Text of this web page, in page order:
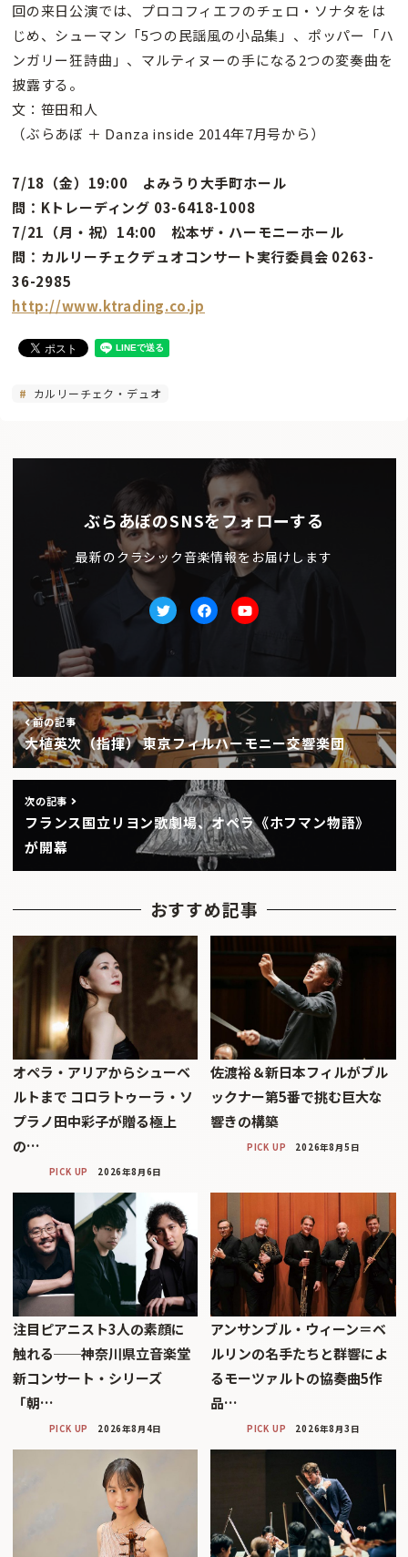
回の来日公演では、プロコフィエフのチェロ・ソナタをは
じめ、シューマン「5つの民謡風の小品集」、ポッパー「ハ
ンガリー狂詩曲」、マルティヌーの手になる2つの変奏曲を
披露する。
文：笹田和人
（ぶらあぼ ＋ Danza inside 2014年7月号から）
7/18（金）19:00 よみうり大手町ホール
問：Kトレーディング 03-6418-1008
7/21（月・祝）14:00 松本ザ・ハーモニーホール
問：カルリーチェクデュオコンサート実行委員会 0263-
36-2985
http://www.ktrading.co.jp
カルリーチェク・デュオ
ぶらあぼのSNSをフォローする
最新のクラシック音楽情報をお届けします
TwitterfacebookYoutube
前の記事
大植英次（指揮） 東京フィルハーモニー交響楽団
次の記事
フランス国立リヨン歌劇場、オペラ《ホフマン物語》
が開幕
おすすめ記事
オペラ・アリアからシューベ
ルトまで コロラトゥーラ・ソ
プラノ田中彩子が贈る極上
の…
PICK UP 2026年8月6日
佐渡裕＆新日本フィルがブル
ックナー第5番で挑む巨大な
響きの構築
PICK UP 2026年8月5日
注目ピアニスト3人の素顔に
触れる──神奈川県立音楽堂
新コンサート・シリーズ
「朝…
PICK UP 2026年8月4日
アンサンブル・ウィーン＝ベ
ルリンの名手たちと群響によ
るモーツァルトの協奏曲5作
品…
PICK UP 2026年8月3日